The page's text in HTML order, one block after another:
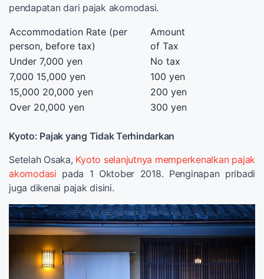
pendapatan dari pajak akomodasi.
Accommodation Rate (per
person, before tax)
Amount
of Tax
Under 7,000 yen
No tax
7,000 15,000 yen
100 yen
15,000 20,000 yen
200 yen
Over 20,000 yen
300 yen
Kyoto: Pajak yang Tidak Terhindarkan
Setelah Osaka, Kyoto selanjutnya memperkenalkan pajak
akomodasi pada 1 Oktober 2018. Penginapan pribadi
juga dikenai pajak disini.